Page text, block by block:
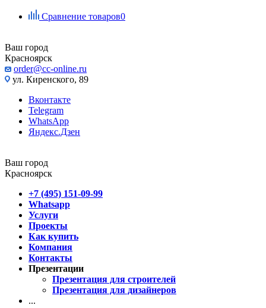
Сравнение товаров0
Ваш город
Красноярск
order@cc-online.ru
ул. Киренского, 89
Вконтакте
Telegram
WhatsApp
Яндекс.Дзен
Ваш город
Красноярск
+7 (495) 151-09-99
Whatsapp
Услуги
Проекты
Как купить
Компания
Контакты
Презентации
Презентация для строителей
Презентация для дизайнеров
...